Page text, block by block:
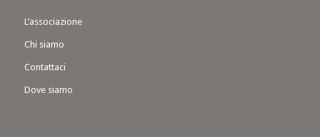
L’associazione
Chi siamo
Contattaci
Dove siamo